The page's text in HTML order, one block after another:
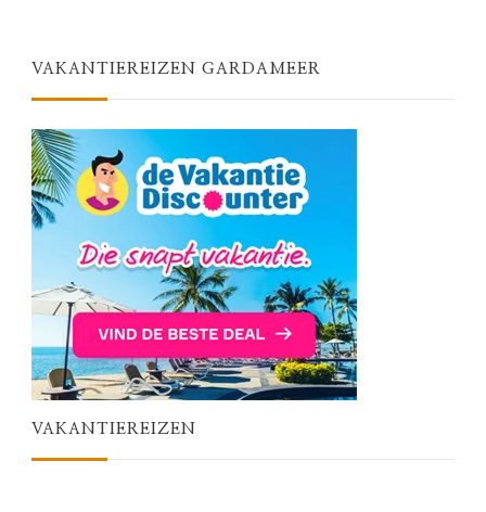
VAKANTIEREIZEN GARDAMEER
VAKANTIEREIZEN